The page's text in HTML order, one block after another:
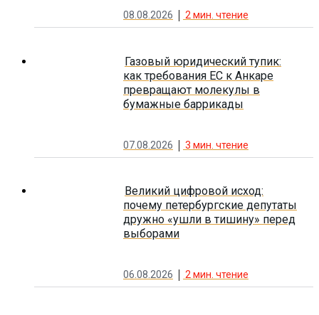
08.08.2026 2мин. чтение
Газовый юридический тупик:
как требования ЕС к Анкаре
превращают молекулы в
бумажные баррикады
07.08.2026 3 мин. чтение
Великий цифровой исход:
почему петербургские депутаты
дружно «ушли в тишину» перед
выборами
06.08.2026 2мин. чтение